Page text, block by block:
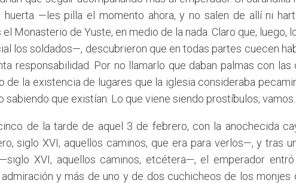
—les pilla el momento ahora, y no salen de allí ni
Monasterio de Yuste, en medio de la nada. Claro que, luego,
los soldados—, descubrieron que en todas partes cuecen
responsabilidad. Por no llamarlo que daban palmas con las
de la existencia de lugares que la iglesia consideraba
sabiendo que existían. Lo que viene siendo prostíbulos, vamos.
de la tarde de aquel 3 de febrero, con la anochecida
siglo XVI, aquellos caminos, que era para verlos—, y tras
XVI, aquellos caminos, etcétera—, el emperador
y más de uno y de dos cuchicheos de los monjes